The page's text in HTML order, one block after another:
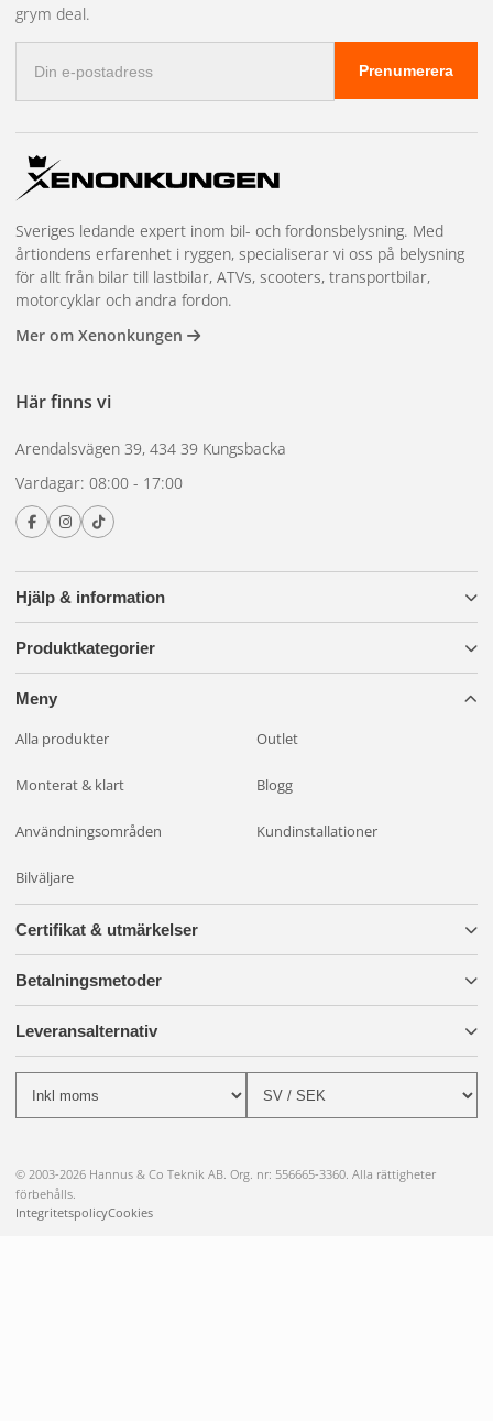
grym deal.
postadress
Prenumerera
Hjälp & information
Produktkategorier
Meny
Alla produkter Outlet
Monterat & klart Blogg
Användningsområden Kundinstallationer
Bilväljare
Sveriges ledande expert inom bil- och fordonsbelysning. Med
årtiondens erfarenhet i ryggen, specialiserar vi oss på belysning
för allt från bilar till lastbilar, ATVs, scooters, transportbilar,
motorcyklar och andra fordon.
Mer om Xenonkungen
Här finns vi
Arendalsvägen 39, 434 39 Kungsbacka
Vardagar: 08:00 - 17:00
Certifikat & utmärkelser
Betalningsmetoder
Leveransalternativ
© 2003-2026 Hannus & Co Teknik AB. Org. nr: 556665-3360. Alla rättigheter
förbehålls.
IntegritetspolicyCookies